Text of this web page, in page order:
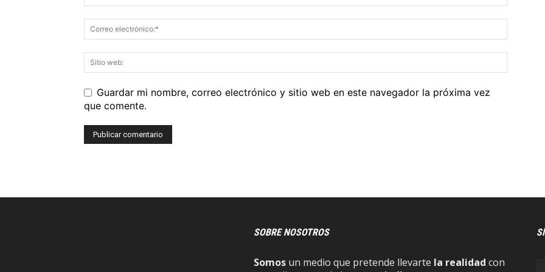
Guardar mi nombre, correo electrónico y sitio web en este navegador la próxima vez
que comente.
SOBRE NOSOTROS
Somos un medio que pretende llevarte la realidad con